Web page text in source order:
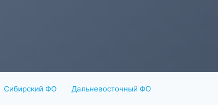
Сибирский ФО Дальневосточный ФО